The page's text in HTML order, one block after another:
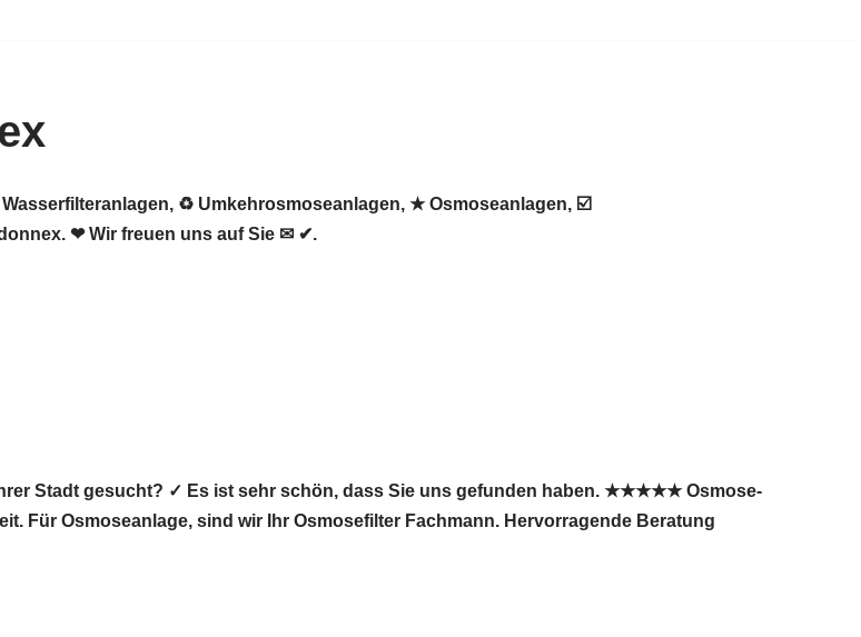
♻ Umkehrosmoseanlagen, ★ Osmoseanlagen, ☑️
❤ Wir freuen uns auf Sie ✉ ✔.
Stadt gesucht? ✓ Es ist sehr schön, dass Sie uns gefunden haben. ★★★★★ Osmose-
Für Osmoseanlage, sind wir Ihr Osmosefilter Fachmann. Hervorragende Beratung